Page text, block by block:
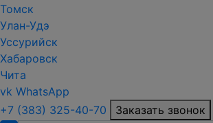
Томск
Улан-Удэ
Уссурийск
Хабаровск
Чита
vk WhatsApp
+7 (383) 325-40-70
Заказать звонок